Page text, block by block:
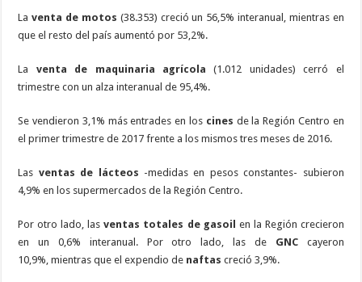
Laventa de motos (38.353) creció un 56,5% interanual, mientras en
que el resto del país aumentó por 53,2%.
La venta de maquinaria agrícola (1.012 unidades) cerró el
trimestre con un alza interanual de 95,4%.
Se vendieron 3,1% más entrades en los cines de la Región Centro en
el primer trimestre de 2017 frente a los mismos tres meses de 2016.
Las ventas de lácteos -medidas en pesos constantes- subieron
4,9% en los supermercados de la Región Centro.
Por otro lado, lasventas totales de gasoil en la Región crecieron
en un 0,6% interanual. Por otro lado, las de GNC cayeron
10,9%, mientras que el expendio de naftascreció 3,9%.